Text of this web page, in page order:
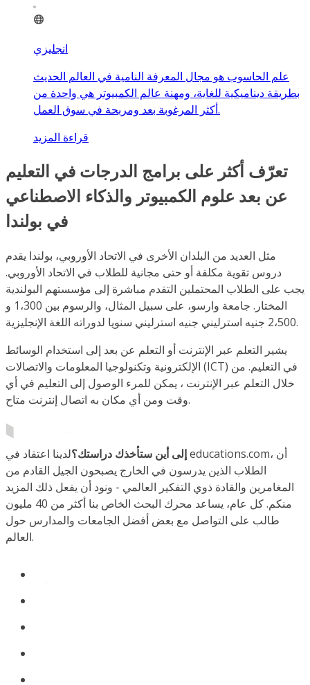
انجليزي
علم الحاسوب هو مجال المعرفة النامية في العالم الحديث
بطريقة ديناميكية للغاية، ومهنة عالم الكمبيوتر هي واحدة من
أكثر المرغوبة بعد ومربحة في سوق العمل.
قراءة المزيد
تعرّف أكثر على برامج الدرجات في التعليم
عن بعد علوم الكمبيوتر والذكاء الاصطناعي
في بولندا
مثل العديد من البلدان الأخرى في الاتحاد الأوروبي، بولندا يقدم
دروس تقوية مكلفة أو حتى مجانية للطلاب في الاتحاد الأوروبي.
يجب على الطلاب المحتملين التقدم مباشرة إلى مؤسستهم البولندية
المختار. جامعة وارسو، على سبيل المثال، والرسوم بين 1،300 و
2،500 جنيه استرليني جنيه استرليني سنويا لدوراته اللغة الإنجليزية.
يشير التعلم عبر الإنترنت أو التعلم عن بعد إلى استخدام الوسائط
الإلكترونية وتكنولوجيا المعلومات والاتصالات (ICT) في التعليم. من
خلال التعلم عبر الإنترنت ، يمكن للمرء الوصول إلى التعليم في أي
وقت ومن أي مكان به اتصال إنترنت متاح.
إلى أين ستأخذك دراستك؟لدينا اعتقاد في educations.com، أن
الطلاب الذين يدرسون في الخارج يصبحون الجيل القادم من
المغامرين والقادة ذوي التفكير العالمي - ونود أن يفعل ذلك المزيد
منكم. كل عام، يساعد محرك البحث الخاص بنا أكثر من 40 مليون
طالب على التواصل مع بعض أفضل الجامعات والمدارس حول
العالم.